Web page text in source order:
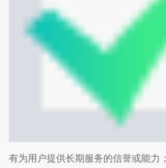
有为用户提供长期服务的信誉或能力；